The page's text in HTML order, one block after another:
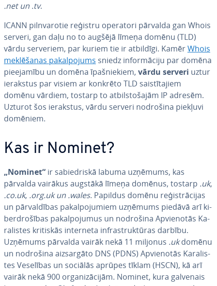
.netun .tv.
ICANN pil­nva­ro­tie reģistru operatori pārvalda gan Whois
serveri, gan daļu no to augšējā līmeņa domēnu (TLD)
vārdu serveriem, par kuriem tie ir atbildīgi. KamērWhois
mek­lē­ša­nas pa­kal­po­jums sniedz in­for­mā­ci­ju par domēna
pie­eja­mī­bu un domēna īpaš­nie­kiem, vārdu serveri uztur
ierakstus par visiem ar konkrēto TLD sa­is­tī­ta­jiem
domēnu vārdiem, tostarp to at­bil­sto­ša­jām IP adresēm.
Uzturot šos ierakstus, vārdu serveri nodrošina piekļuvi
domēniem.
Kas ir Nominet?
„Nominet“ ir sa­bied­ris­kā labuma uzņēmums, kas
pārvalda vairākus augstākā līmeņa domēnus, tostarp .uk,
.co.uk, .org.ukun .wales. Papildus domēnu re­ģis­trā­ci­jas
un pār­val­dī­bas pa­kal­po­ju­miem uzņēmums piedāvā arī ki­
berdro­šī­bas pa­kal­po­ju­mus un nodrošina Ap­vie­no­tās Ka­
ra­lis­tes kritiskās interneta in­fras­truk­tū­ras darbību.
Uzņēmums pārvalda vairāk nekā 11 miljonus .ukdomēnu
un nodrošina aiz­sar­gā­to DNS (PDNS) Ap­vie­no­tās Ka­ra­lis­
tes Veselības un sociālās aprūpes tīklam (HSCN), kā arī
vairāk nekā 900 or­ga­ni­zā­ci­jām. Nominet, kura galvenais